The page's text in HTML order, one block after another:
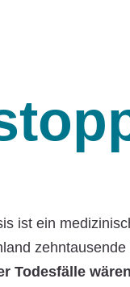
ist ein
Todesfälle